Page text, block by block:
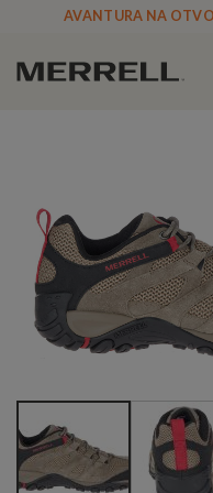
vsebino
AVANTURA NA